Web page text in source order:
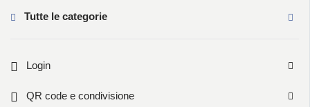
Tutte le categorie
Login
QR code e condivisione